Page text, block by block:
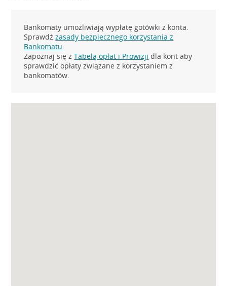
Bankomaty umożliwiają wypłatę gotówki z konta.
Sprawdźzasady bezpiecznego korzystania z
Bankomatu.
Zapoznaj się zTabelą opłat i Prowizji dla kont aby
sprawdzić opłaty związane z korzystaniem z
bankomatów.